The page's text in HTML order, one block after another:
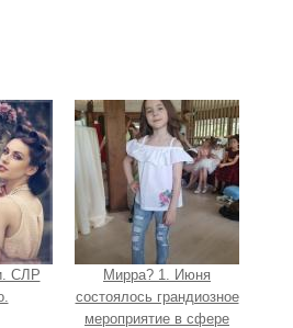
СЛР
Мирра? 1. Июня
состоялось грандиозное
мероприятие в сфере